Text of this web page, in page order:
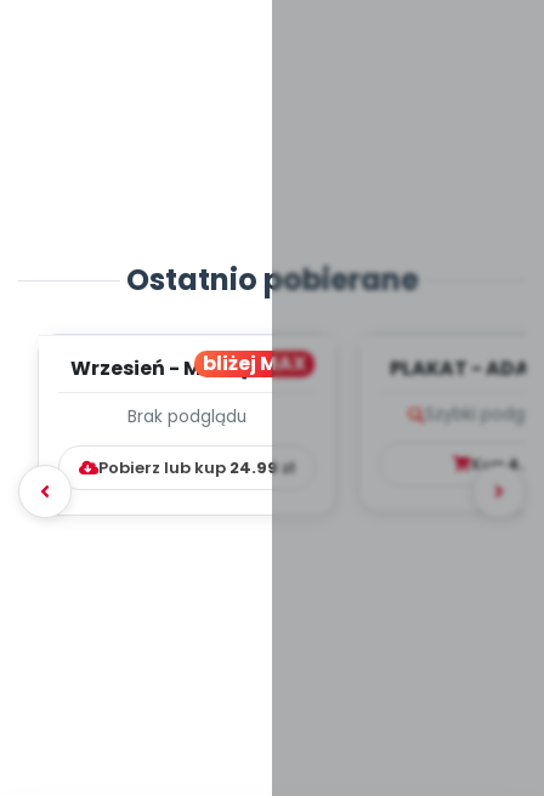
Ostatnio pobierane
bliżej MAX
Wrzesień - MIESIĘCZNY
WYCHOWAWCZO –
DYDAKTYC...
Brak podglądu
Pobierz lub kup 24.99zł
PLAKAT -
Szybki
Kup